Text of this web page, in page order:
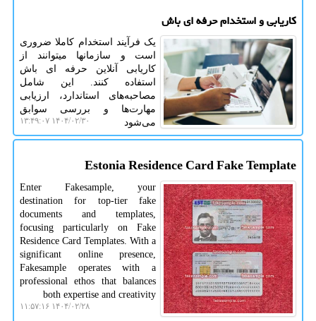
کاریابی و استخدام حرفه ای باش
یک فرآیند استخدام کاملا ضروری
است و سازمانها میتوانند از
کاریابی آنلاین حرفه ای باش
استفاده کنند. این شامل
مصاحبه‌های استاندارد، ارزیابی
مهارت‌ها و بررسی سوابق
می‌شود
۱۴۰۴/۰۲/۳۰ ۱۳:۴۹:۰۷
Estonia Residence Card Fake Template
Enter Fakesample, your
destination for top-tier fake
documents and templates,
focusing particularly on Fake
Residence Card Templates. With a
significant online presence,
Fakesample operates with a
professional ethos that balances
both expertise and creativity
۱۴۰۴/۰۲/۲۸ ۱۱:۵۷:۱۶